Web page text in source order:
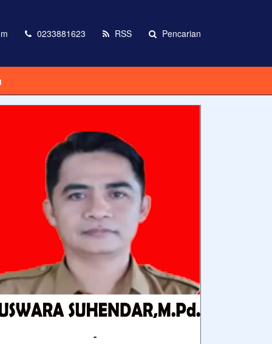
0233881623 RSS Pencarian
-